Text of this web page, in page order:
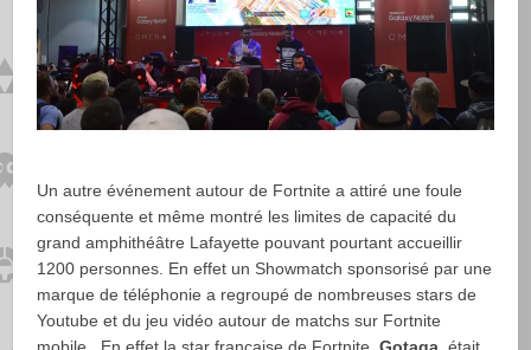
Un autre événement autour de Fortnite a attiré une foule
conséquente et même montré les limites de capacité du
grand amphithéâtre Lafayette pouvant pourtant accueillir
1200 personnes. En effet un Showmatch sponsorisé par une
marque de téléphonie a regroupé de nombreuses stars de
Youtube et du jeu vidéo autour de matchs sur Fortnite